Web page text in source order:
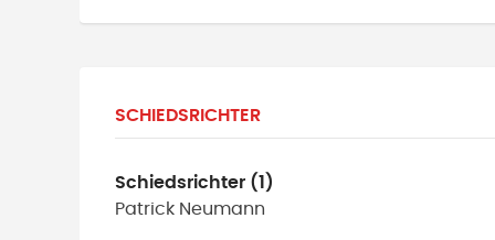
SCHIEDSRICHTER
Schiedsrichter (1)
Patrick Neumann